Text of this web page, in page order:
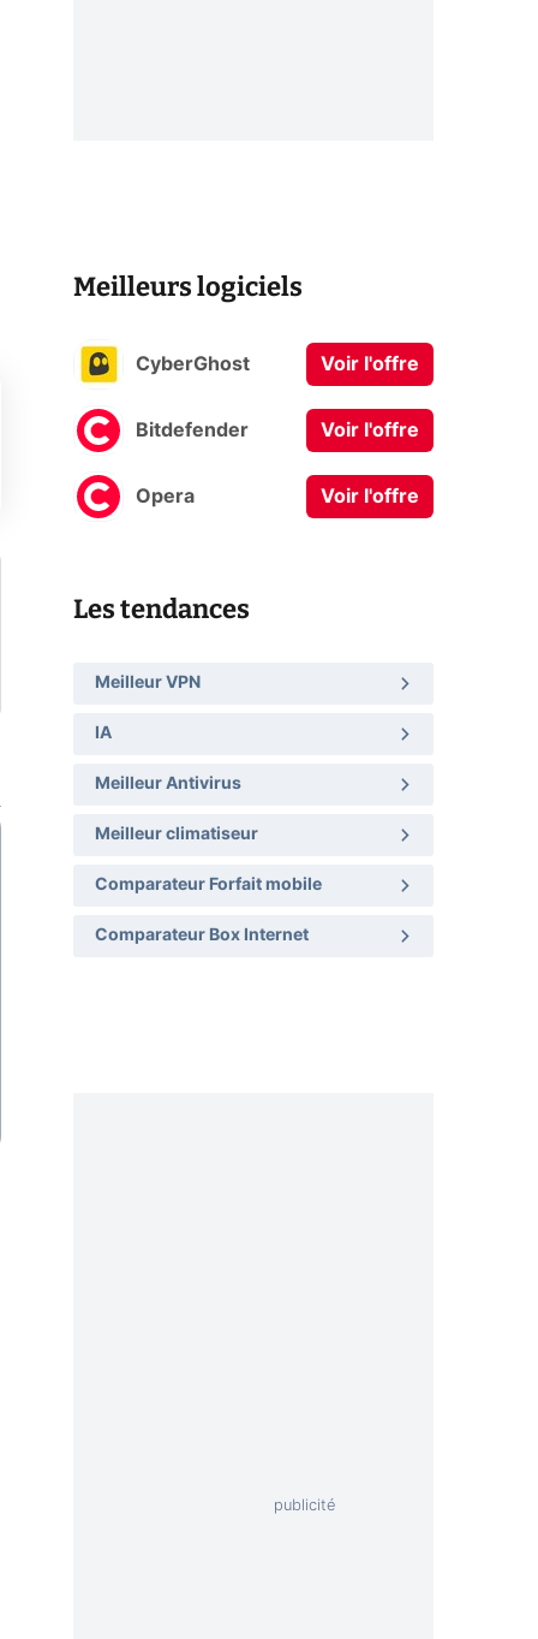
Meilleurs logiciels
CyberGhost Voir l'offre
Bitdefender Voir l'offre
Opera Voir l'offre
Les tendances
Meilleur VPN
IA
Meilleur Antivirus
Meilleur climatiseur
Comparateur Forfait mobile
Comparateur Box Internet